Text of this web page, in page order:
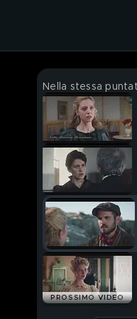
Nella stessa
PROSSIMO VIDEO